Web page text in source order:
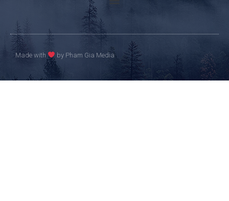
Made with by Pham Gia Media​​